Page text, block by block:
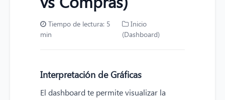
Tiempo de lectura: 5
min
Inicio
(Dashboard)
Interpretación de Gráficas
El dashboard te permite visualizar la